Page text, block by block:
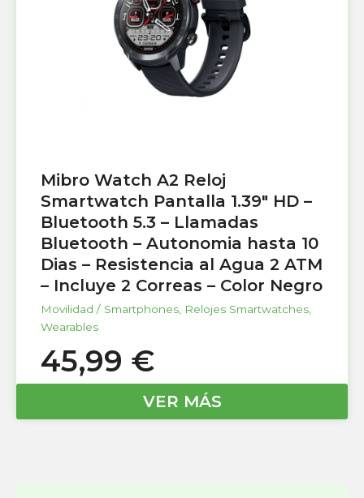
Mibro Watch A2 Reloj
Smartwatch Pantalla 1.39″ HD –
Bluetooth 5.3 – Llamadas
Bluetooth – Autonomia hasta 10
Dias – Resistencia al Agua 2 ATM
– Incluye 2 Correas – Color Negro
Movilidad / Smartphones Relojes Smartwatches
Wearables
45,99 €
VER MÁS